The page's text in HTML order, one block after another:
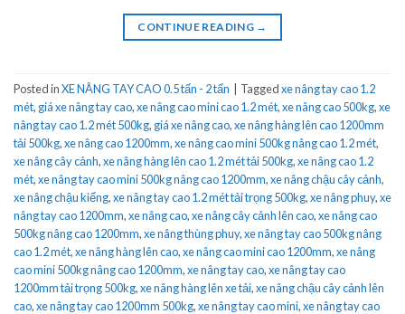
CONTINUE READING →
Posted inXE NÂNG TAY CAO 0.5 tấn - 2 tấn Taggedxe nâng tay cao 1.2
mét, giá xe nâng tay cao,xe nâng cao mini cao 1.2 mét,xe nâng cao 500kg,xe
nâng tay cao 1.2 mét 500kg, giá xe nâng cao,xe nâng hàng lên cao 1200mm
tải 500kg,xe nâng cao 1200mm,xe nâng cao mini 500kg nâng cao 1.2 mét,
xe nâng cây cảnh,xe nâng hàng lên cao 1.2 mét tải 500kg,xe nâng cao 1.2
mét,xe nâng tay cao mini 500kg nâng cao 1200mm,xe nâng chậu cây cảnh,
xe nâng chậu kiểng,xe nâng tay cao 1.2 mét tải trọng 500kg,xe nâng phuy,xe
nâng tay cao 1200mm,xe nâng cao,xe nâng cây cảnh lên cao,xe nâng cao
500kg nâng cao 1200mm,xe nâng thùng phuy,xe nâng tay cao 500kg nâng
cao 1.2 mét,xe nâng hàng lên cao,xe nâng cao mini cao 1200mm,xe nâng
cao mini 500kg nâng cao 1200mm,xe nâng tay cao,xe nâng tay cao
1200mm tải trọng 500kg,xe nâng hàng lên xe tải,xe nâng chậu cây cảnh lên
cao,xe nâng tay cao 1200mm 500kg,xe nâng tay cao mini,xe nâng tay cao